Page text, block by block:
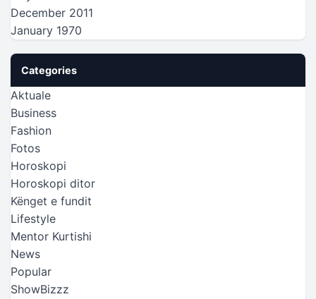
December 2011
January 1970
Categories
Aktuale
Business
Fashion
Fotos
Horoskopi
Horoskopi ditor
Kënget e fundit
Lifestyle
Mentor Kurtishi
News
Popular
ShowBizzz